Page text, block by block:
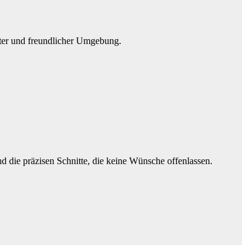
und freundlicher Umgebung.
die präzisen Schnitte, die keine Wünsche offenlassen.